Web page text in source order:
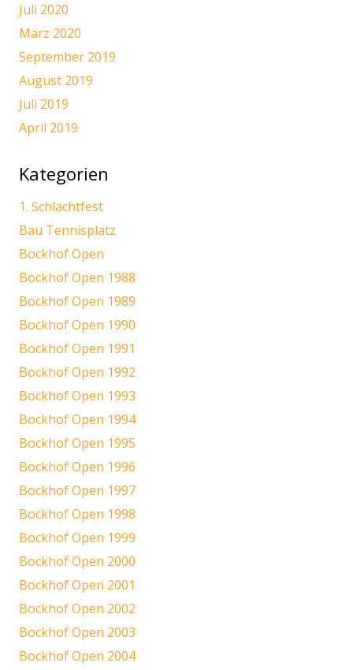
Juli 2020
März 2020
September 2019
August 2019
Juli 2019
April 2019
Kategorien
1. Schlachtfest
Bau Tennisplatz
Bockhof Open
Bockhof Open 1988
Bockhof Open 1989
Bockhof Open 1990
Bockhof Open 1991
Bockhof Open 1992
Bockhof Open 1993
Bockhof Open 1994
Bockhof Open 1995
Bockhof Open 1996
Bockhof Open 1997
Bockhof Open 1998
Bockhof Open 1999
Bockhof Open 2000
Bockhof Open 2001
Bockhof Open 2002
Bockhof Open 2003
Bockhof Open 2004